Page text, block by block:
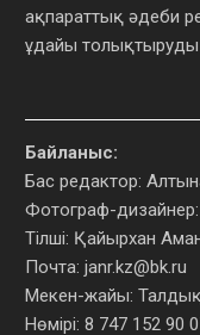
ақпараттық әдеби
ұдайы толықтыруды
Байланыс:
Бас редактор:
Фотограф-
Тілші: Қайырхан
Почта:janr.kz@bk.ru
Мекен-жайы:
Нөмірі: 8 747 152 90